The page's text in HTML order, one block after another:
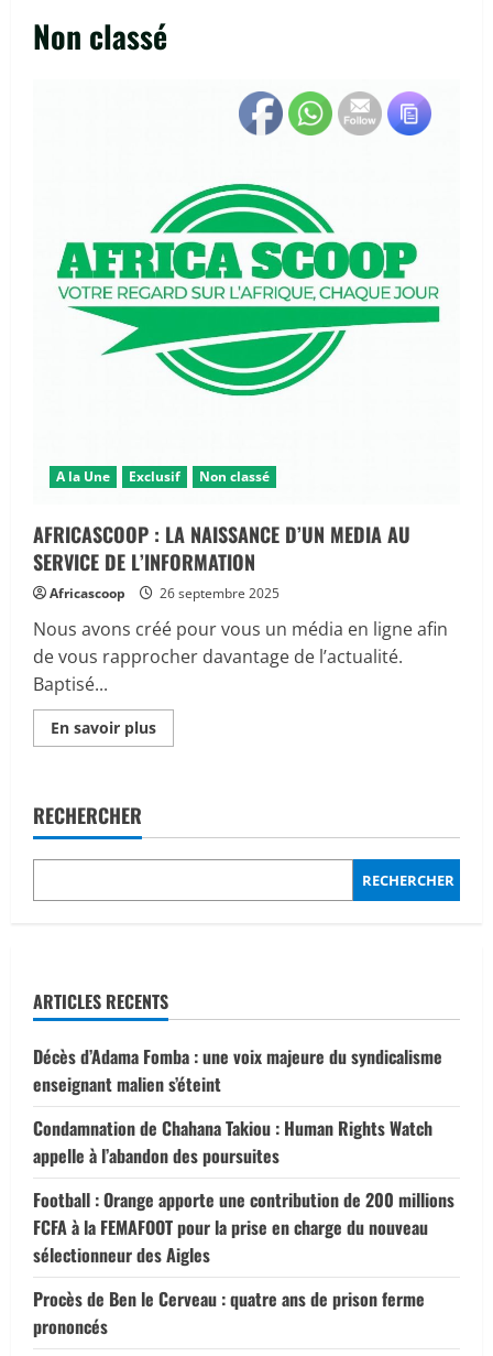
Non classé
A la Une Exclusif Non classé
AFRICASCOOP : LA NAISSANCE D’UN MEDIA AU
SERVICE DE L’INFORMATION
Africascoop 26 septembre 2025
Nous avons créé pour vous un média en ligne afin
de vous rapprocher davantage de l’actualité.
Baptisé...
En savoir plusEn
savoir
NAISSANCE
MEDIA
SERVICE
RECHERCHER
RECHERCHER
ARTICLES RECENTS
Décès d’Adama Fomba : une voix majeure du syndicalisme
enseignant malien s’éteint
Condamnation de Chahana Takiou : Human Rights Watch
appelle à l’abandon des poursuites
Football : Orange apporte une contribution de 200 millions
FCFA à la FEMAFOOT pour la prise en charge du nouveau
sélectionneur des Aigles
Procès de Ben le Cerveau : quatre ans de prison ferme
prononcés